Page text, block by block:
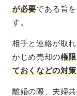
が必要である旨
す。
相手と連絡が取
かじめ売却の権
ておくなどの対策
離婚の際、夫婦